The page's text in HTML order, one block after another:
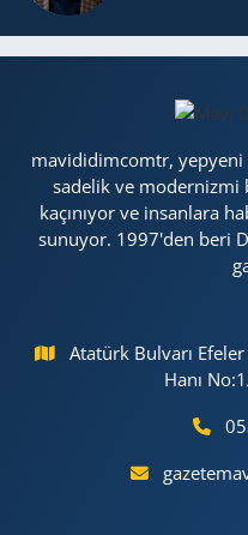
mavididimcomtr, yepyeni
sadelik ve modernizmi
kaçınıyor ve insanlara
sunuyor. 1997'den beri
Atatürk Bulvarı
Hanı